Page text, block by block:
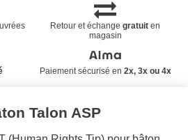
Retour et échangegratuit en
magasin
Paiement sécurisé en 2x, 3x ou 4x
Talon ASP